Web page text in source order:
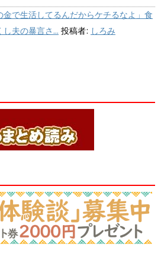
金で生活してるんだからケチるなよ」食
し夫の暴言さ... 投稿者: しろみ